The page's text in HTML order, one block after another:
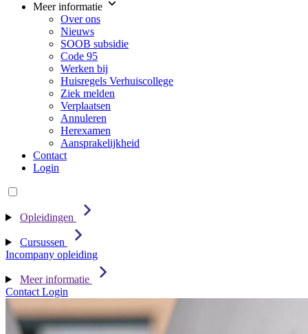
Meer informatie
Over ons
Nieuws
SOOB subsidie
Code 95
Werken bij
Huisregels Verhuiscollege
Ziek melden
Verplaatsen
Annuleren
Herexamen
Aansprakelijkheid
Contact
Login
Opleidingen
Cursussen
Incompany opleiding
Meer informatie
Contact Login